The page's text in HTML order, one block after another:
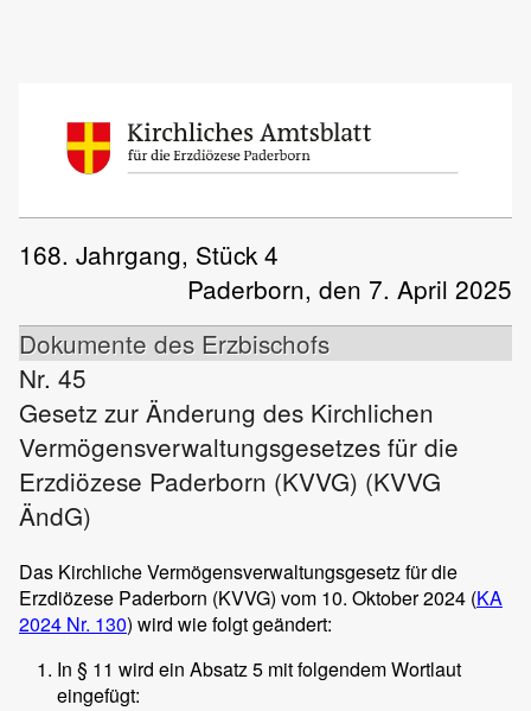
168. Jahrgang, Stück 4
Paderborn, den 7. April 2025
Dokumente des Erzbischofs
Nr. 45
Gesetz zur Änderung des Kirchlichen
Vermögensverwaltungsgesetzes für die
Erzdiözese Paderborn (KVVG) (KVVG
ÄndG)
Das Kirchliche Vermögensverwaltungsgesetz für die
Erzdiözese Paderborn (KVVG) vom 10. Oktober 2024 (KA
2024 Nr. 130) wird wie folgt geändert:
In § 11 wird ein Absatz 5 mit folgendem Wortlaut
eingefügt: